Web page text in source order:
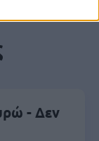
- Δεν